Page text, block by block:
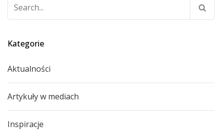
Kategorie
Aktualności
Artykuły w mediach
Inspiracje